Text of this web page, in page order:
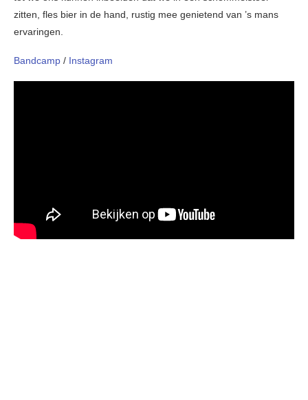
zitten, fles bier in de hand, rustig mee genietend van ’s mans
ervaringen.
Bandcamp / Instagram